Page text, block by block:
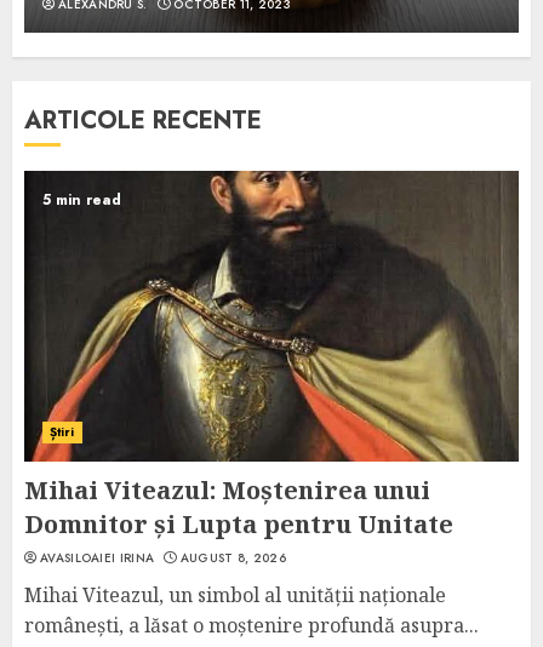
ALEXANDRU S. OCTOBER 11, 2023
ARTICOLE RECENTE
5 min read
Știri
Mihai Viteazul: Moștenirea unui
Domnitor și Lupta pentru Unitate
AVASILOAIEI IRINA AUGUST 8, 2026
Mihai Viteazul, un simbol al unității naționale
românești, a lăsat o moștenire profundă asupra...